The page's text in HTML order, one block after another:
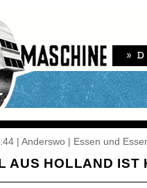
| Anderswo | Essen und
AUS HOLLAND IST